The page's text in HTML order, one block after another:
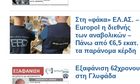
Στη «φάκα» ΕΛ.ΑΣ. –
Europol η διεθνής
των αναβολικών –
Πάνω από €6,5 εκατ.
τα παράνομα κέρδη
Εξαφάνιση 62χρονου
στη Γλυφάδα